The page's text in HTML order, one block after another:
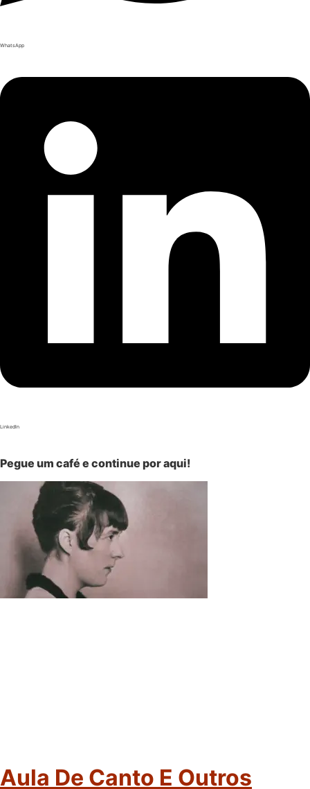
WhatsApp
LinkedIn
Pegue um café e continue por aqui!
Aula De Canto E Outros